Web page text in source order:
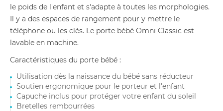
le poids de l'enfant et s'adapte à toutes les morphologies.
Il y a des espaces de rangement pour y mettre le
téléphone ou les clés. Le porte bébé Omni Classic est
lavable en machine.
Caractéristiques du porte bébé :
Utilisation dès la naissance du bébé sans réducteur
Soutien ergonomique pour le porteur et l'enfant
Capuche inclus pour protéger votre enfant du soleil
Bretelles rembourrées